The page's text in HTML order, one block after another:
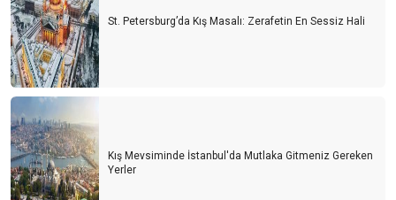
St. Petersburg’da Kış Masalı: Zerafetin En Sessiz Hali
Kış Mevsiminde İstanbul'da Mutlaka Gitmeniz Gereken
Yerler